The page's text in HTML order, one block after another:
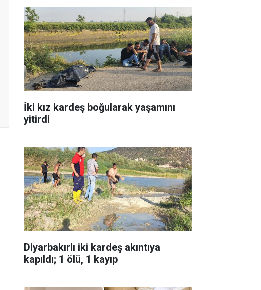
İki kız kardeş boğularak yaşamını
yitirdi
Diyarbakırlı iki kardeş akıntıya
kapıldı; 1 ölü, 1 kayıp